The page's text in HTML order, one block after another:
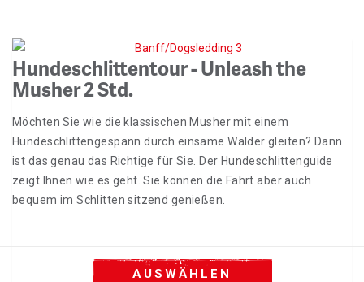
Hundeschlittentour - Unleash the
Musher 2 Std.
Möchten Sie wie die klassischen Musher mit einem
Hundeschlittengespann durch einsame Wälder gleiten? Dann
ist das genau das Richtige für Sie. Der Hundeschlittenguide
zeigt Ihnen wie es geht. Sie können die Fahrt aber auch
bequem im Schlitten sitzend genießen.
AUSWÄHLEN